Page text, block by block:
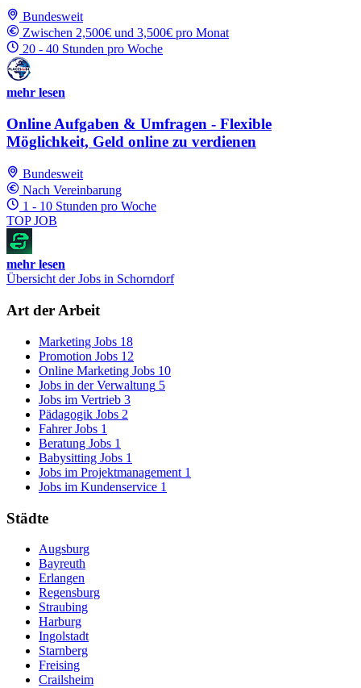
Bundesweit
Zwischen 2,500€ und 3,500€ pro Monat
20 - 40 Stunden pro Woche
mehr lesen
Online Aufgaben & Umfragen - Flexible
Möglichkeit, Geld online zu verdienen
Bundesweit
Nach Vereinbarung
1 - 10 Stunden pro Woche
TOP JOB
mehr lesen
Übersicht der Jobs in Schorndorf
Art der Arbeit
Marketing Jobs 18
Promotion Jobs 12
Online Marketing Jobs 10
Jobs in der Verwaltung 5
Jobs im Vertrieb 3
Pädagogik Jobs 2
Fahrer Jobs 1
Beratung Jobs 1
Babysitting Jobs 1
Jobs im Projektmanagement 1
Jobs im Kundenservice 1
Städte
Augsburg
Bayreuth
Erlangen
Regensburg
Straubing
Harburg
Ingolstadt
Starnberg
Freising
Crailsheim